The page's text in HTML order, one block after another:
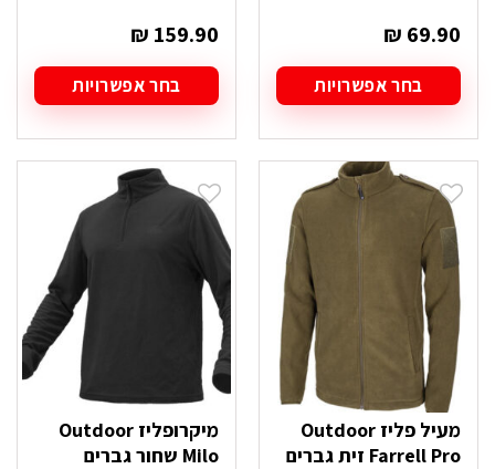
₪ 69.90
בחר אפשרויות
זה
יש
מספר
סוגים.
ניתן
לבחור
את
האפשרויות
בעמוד
המוצר
₪ 159.90
בחר אפשרויות
זה
יש
סוגים.
ניתן
לבחור
את
האפשרויות
בעמוד
המוצר
מעיל פליז Outdoor
Farrell Pro זית גברים
מיקרופליז Outdoor
Milo שחור גברים